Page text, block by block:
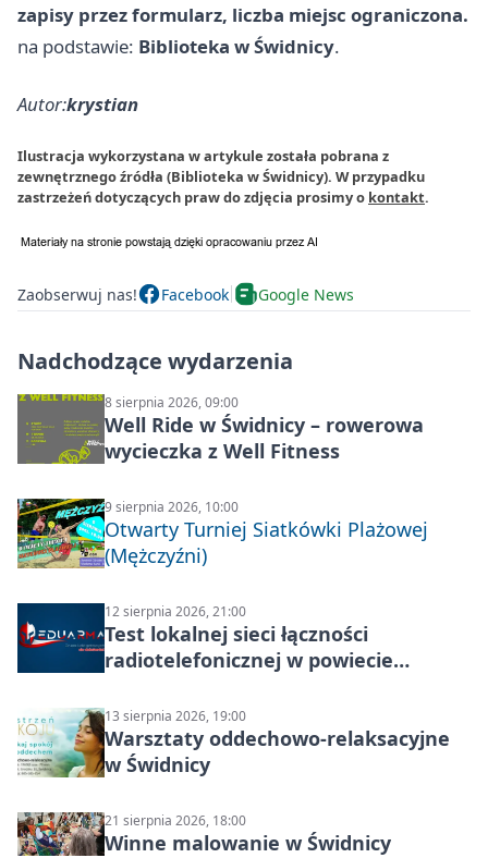
zapisy przez formularz, liczba miejsc ograniczona.
na podstawie: Biblioteka w Świdnicy.
Autor:krystian
Ilustracja wykorzystana w artykule została pobrana z
zewnętrznego źródła (Biblioteka w Świdnicy). W przypadku
zastrzeżeń dotyczących praw do zdjęcia prosimy o kontakt.
Zaobserwuj nas! Facebook Google News
Nadchodzące wydarzenia
8 sierpnia 2026, 09:00
Well Ride w Świdnicy – rowerowa
wycieczka z Well Fitness
9 sierpnia 2026, 10:00
Otwarty Turniej Siatkówki Plażowej
(Mężczyźni)
12 sierpnia 2026, 21:00
Test lokalnej sieci łączności
radiotelefonicznej w powiecie
13 sierpnia 2026, 19:00
Warsztaty oddechowo-relaksacyjne
w Świdnicy
21 sierpnia 2026, 18:00
Winne malowanie w Świdnicy